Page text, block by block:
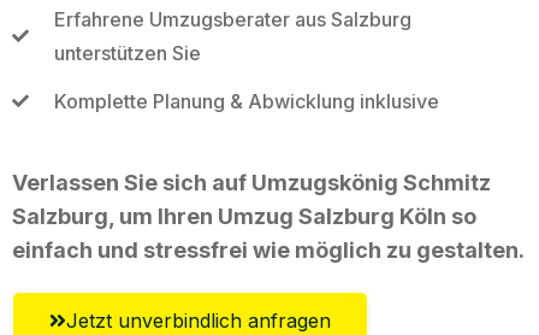
Erfahrene Umzugsberater aus Salzburg
unterstützen Sie
Komplette Planung & Abwicklung inklusive
Verlassen Sie sich auf Umzugskönig Schmitz
Salzburg, um Ihren Umzug Salzburg Köln so
einfach und stressfrei wie möglich zu gestalten.
Jetzt unverbindlich anfragen